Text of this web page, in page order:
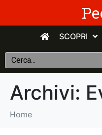
SCOPRI
Archivi:
Home